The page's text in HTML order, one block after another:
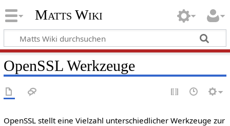
Matts Wiki
OpenSSL Werkzeuge
OpenSSL stellt eine Vielzahl unterschiedlicher Werkzeuge zur